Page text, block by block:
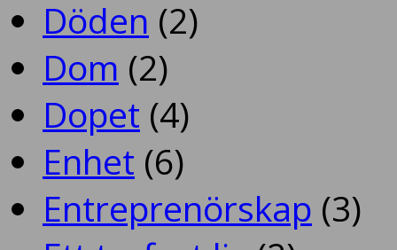
Döden (2)
Dom (2)
Dopet (4)
Enhet (6)
Entreprenörskap (3)